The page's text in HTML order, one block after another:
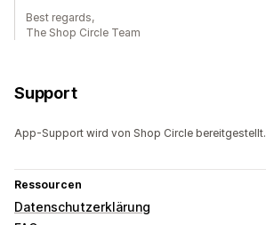
Best regards,
The Shop Circle Team
Support
App-Support wird von Shop Circle bereitgestellt.
Ressourcen
Datenschutzerklärung